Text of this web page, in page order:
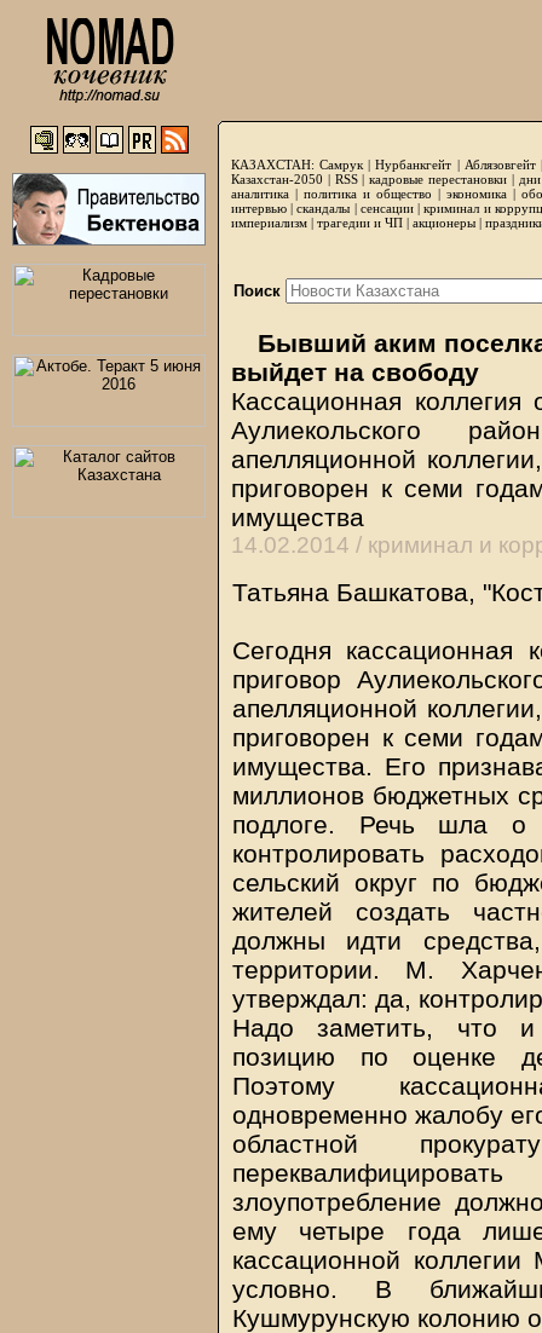
КАЗАХСТАН: Самрук |Нурбанкгейт | Аблязовгейт
Казахстан-2050 | RSS|кадровые перестановки|
аналитика | политика и общество | экономика |
интервью |скандалы | сенсации|криминал и
империализм | трагедии и ЧП | акционеры |
Поиск
Бывший аким
выйдет на свободу
Кассационная коллегия
Аулиекольского
апелляционной
приговорен к семи
имущества
14.02.2014 / криминал и
Татьяна Башкатова,
Сегодня кассационная
приговор
апелляционной
приговорен к семи
имущества. Его
миллионов бюджетных
подлоге. Речь шла о
контролировать
сельский округ по
жителей создать
должны идти
территории. М.
утверждал: да,
Надо заметить, что и
позицию по оценке
Поэтому
одновременно жалобу
областной
злоупотребление
ему четыре года
кассационной
условно. В
Кушмурунскую колонию